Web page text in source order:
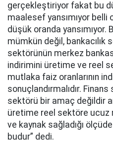
gerçekleştiriyor fakat bu
maalesef yansımıyor belli
düşük oranda yansımıyor.
mümkün değil, bankacılık
sektörünün merkez
indirimini üretime ve reel
mutlaka faiz oranlarının
sonuçlandırmalıdır.
sektörü bir amaç değildir
üretime reel sektöre
ve kaynak sağladığı
budur” dedi.